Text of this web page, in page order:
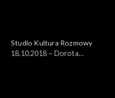
Studio Kultura Rozmowy
18.10.2018 – Dorota